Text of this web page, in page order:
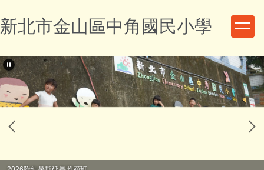
到
主
內
容
區
新北市金山區中角國民小學